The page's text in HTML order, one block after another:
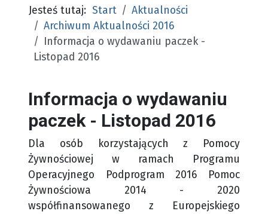
Jesteś tutaj: Start
Aktualności
Archiwum Aktualności 2016
Informacja o wydawaniu paczek -
Listopad 2016
Informacja o wydawaniu
paczek - Listopad 2016
Dla osób korzystających z Pomocy
Żywnościowej w ramach Programu
Operacyjnego Podprogram 2016 Pomoc
Żywnościowa 2014 - 2020
współfinansowanego z Europejskiego